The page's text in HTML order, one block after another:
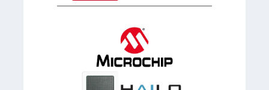
B
s